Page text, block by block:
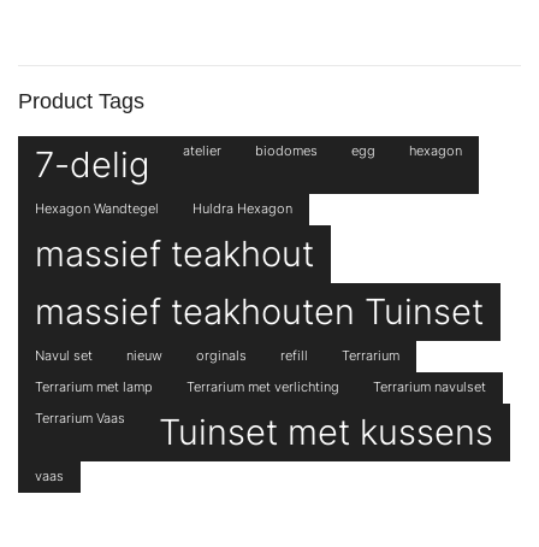
Product Tags
7-delig atelier biodomes egg hexagon
Hexagon Wandtegel Huldra Hexagon
massief teakhout
massief teakhouten Tuinset
Navul set nieuw orginals refill
Terrarium
Terrarium met lamp
Terrarium met verlichting
Terrarium navulset
Terrarium Vaas
Tuinset met kussens
vaas